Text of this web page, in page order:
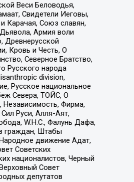
Веси Беловодья,
Свидетели Иеговы,
Карачая, Союз славян,
Армия воли
Древнерусской
Кровь и Честь, О
Северное Братство,
Русского народа
division,
Русское национальное
Севера, ТОЙС, О
Независимость, Фирма,
Руси, Алля-Аят,
W.H.С., Фалунь Дафа,
граждан, Штабы
движение Адат,
Советских
националистов, Черный
Совет
депутатов